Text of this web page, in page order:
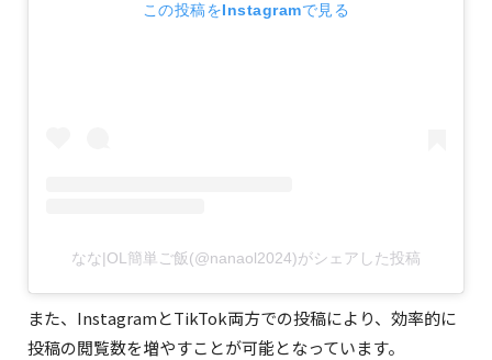
この投稿をInstagramで見る
なな|OL簡単ご飯(@nanaol2024)がシェアした投稿
また、InstagramとTikTok両方での投稿により、効率的に
投稿の閲覧数を増やすことが可能となっています。